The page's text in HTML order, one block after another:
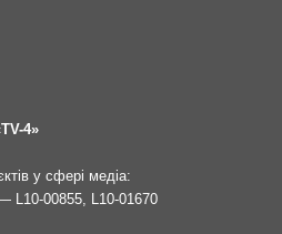
4»
у сфері медіа:
L10-00855, L10-01670